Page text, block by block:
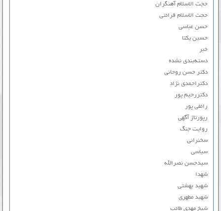
حجت الاسلام آهنگران
حجت الاسلام قرائتی
حسن عباسی
حسین یکتا
خبر
دسته‌بندی نشده
دکتر حسن روحانی
دکتراحمدی نژاد
دکتررحیم پور
رائفی پور
رپورتاژ آگهی
روایت جنگ
سخنرانی
سیاسی
سیدحسن نصرالله
شهدا
شهید بهشتی
شهید مطهری
شیخ مهدی طائب